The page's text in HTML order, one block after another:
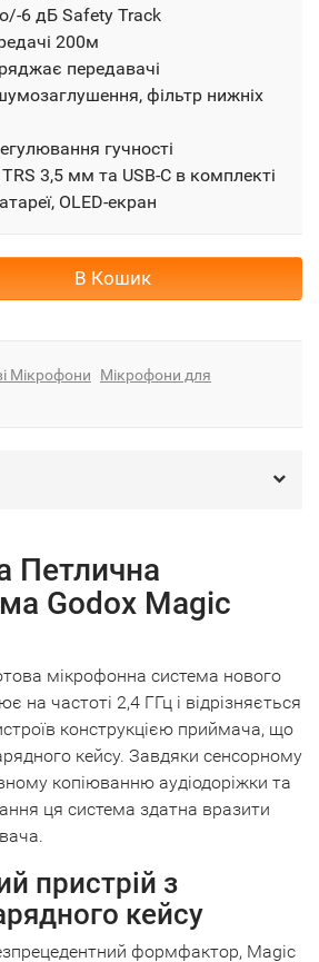
6 дБ Safety Track
200м
передавачі
фільтр нижніх
гучності
3,5 мм та USB-C в комплекті
OLED-екран
В Кошик
Мікрофони
Мікрофони для
Петлична
Godox Magic
мікрофонна система нового
на частоті 2,4 ГГц і відрізняється
конструкцією приймача, що
кейсу. Завдяки сенсорному
копіюванню аудіодоріжки та
ця система здатна вразити
пристрій з
кейсу
формфактор, Magic